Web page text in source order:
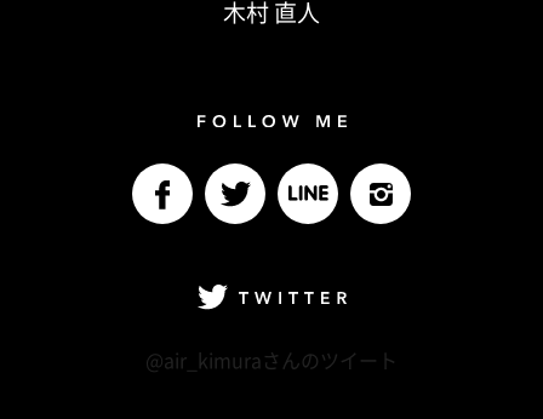
木村 直人
@air_kimuraさんのツイート